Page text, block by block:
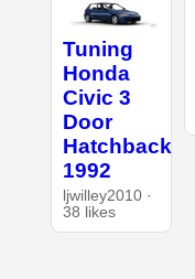
Tuning
Honda
Civic 3
Door
Hatchback
1992
ljwilley2010 ·
38 likes